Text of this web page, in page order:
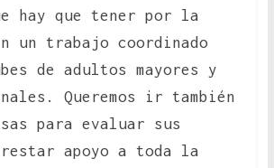
hay que tener por la
un trabajo coordinado
de adultos mayores y
Queremos ir también
para evaluar sus
apoyo a toda la